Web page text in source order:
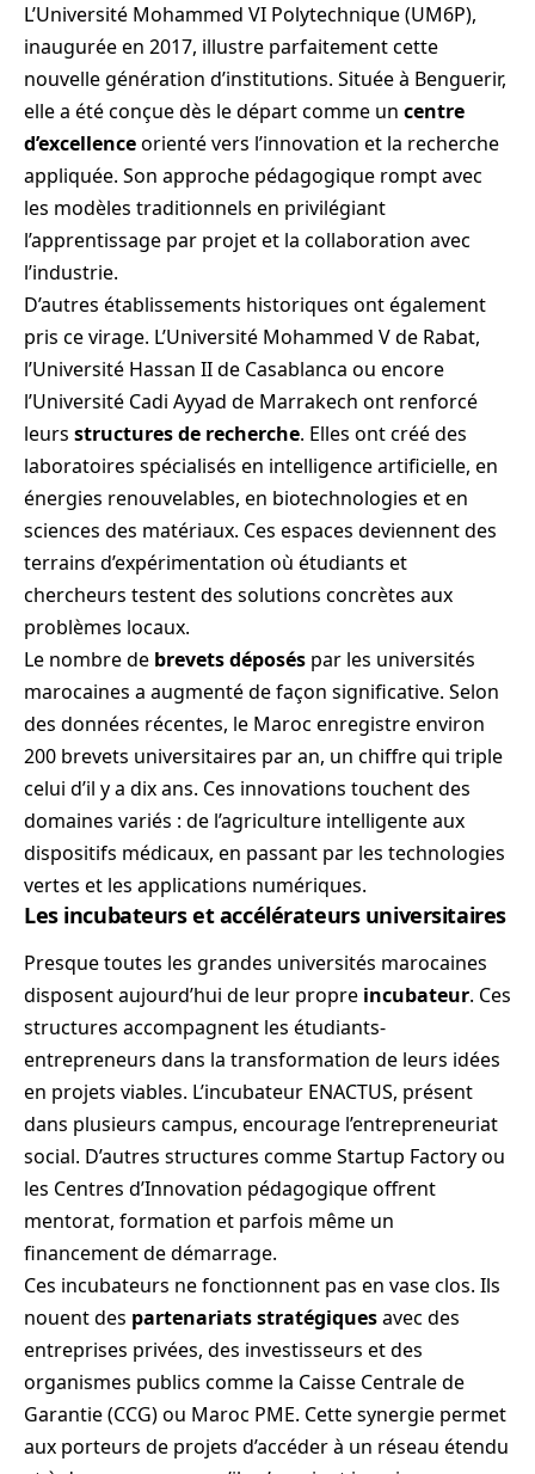
L’Université Mohammed VI Polytechnique (UM6P),
inaugurée en 2017, illustre parfaitement cette
nouvelle génération d’institutions. Située à Benguerir,
elle a été conçue dès le départ comme un centre
d’excellenceorienté vers l’innovation et la recherche
appliquée. Son approche pédagogique rompt avec
les modèles traditionnels en privilégiant
l’apprentissage par projet et la collaboration avec
l’industrie.
D’autres établissements historiques ont également
pris ce virage. L’Université Mohammed V de Rabat,
l’Université Hassan II de Casablanca ou encore
l’Université Cadi Ayyad de Marrakech ont renforcé
leurs structures de recherche. Elles ont créé des
laboratoires spécialisés en intelligence artificielle, en
énergies renouvelables, en biotechnologies et en
sciences des matériaux. Ces espaces deviennent des
terrains d’expérimentation où étudiants et
chercheurs testent des solutions concrètes aux
problèmes locaux.
Le nombre de brevets déposés par les universités
marocaines a augmenté de façon significative. Selon
des données récentes, le Maroc enregistre environ
200 brevets universitaires par an, un chiffre qui triple
celui d’il y a dix ans. Ces innovations touchent des
domaines variés : de l’agriculture intelligente aux
dispositifs médicaux, en passant par les technologies
vertes et les applications numériques.
Les incubateurs et accélérateurs universitaires
Presque toutes les grandes universités marocaines
disposent aujourd’hui de leur propre incubateur. Ces
structures accompagnent les étudiants-
entrepreneurs dans la transformation de leurs idées
en projets viables. L’incubateur ENACTUS, présent
dans plusieurs campus, encourage l’entrepreneuriat
social. D’autres structures comme Startup Factory ou
les Centres d’Innovation pédagogique offrent
mentorat, formation et parfois même un
financement de démarrage.
Ces incubateurs ne fonctionnent pas en vase clos. Ils
nouent des partenariats stratégiquesavec des
entreprises privées, des investisseurs et des
organismes publics comme la Caisse Centrale de
Garantie (CCG) ou Maroc PME. Cette synergie permet
aux porteurs de projets d’accéder à un réseau étendu